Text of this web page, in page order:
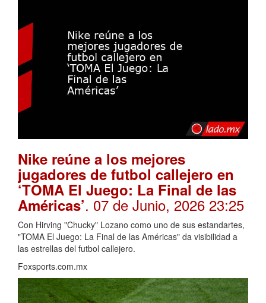
Nike reúne a los mejores
jugadores de futbol callejero en
‘TOMA El Juego: La Final de las
Américas’. 07 de Junio, 2026 23:25
Con Hirving "Chucky" Lozano como uno de sus estandartes,
"TOMA El Juego: La Final de las Américas" da visibilidad a
las estrellas del futbol callejero.
Foxsports.com.mx